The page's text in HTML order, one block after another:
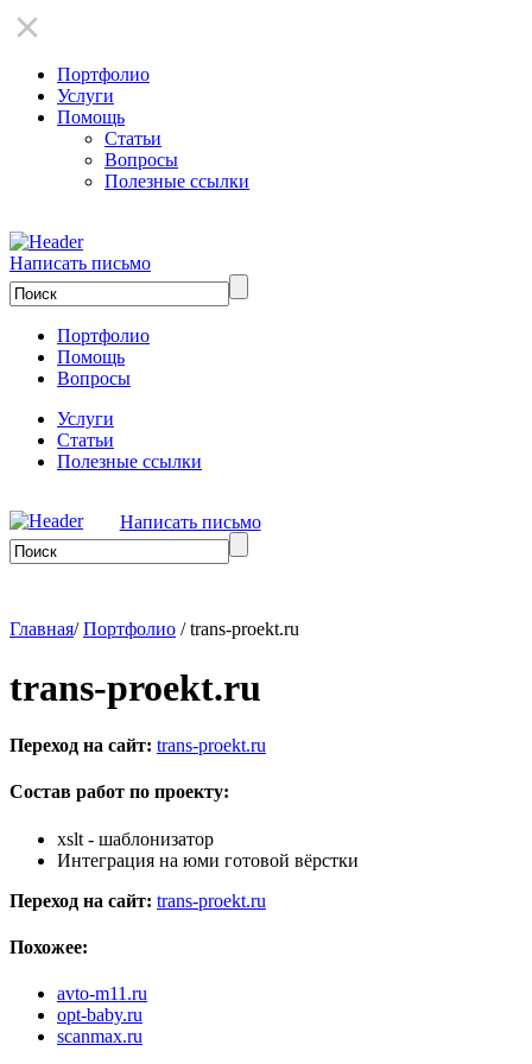
Портфолио
Услуги
Помощь
Статьи
Вопросы
Полезные ссылки
Написать письмо
Портфолио
Помощь
Вопросы
Услуги
Статьи
Полезные ссылки
Написать письмо
Главная/Портфолио / trans-proekt.ru
trans-proekt.ru
Переход на сайт: trans-proekt.ru
Состав работ по проекту:
xslt - шаблонизатор
Интеграция на юми готовой вёрстки
Переход на сайт: trans-proekt.ru
Похожее:
avto-m11.ru
opt-baby.ru
scanmax.ru